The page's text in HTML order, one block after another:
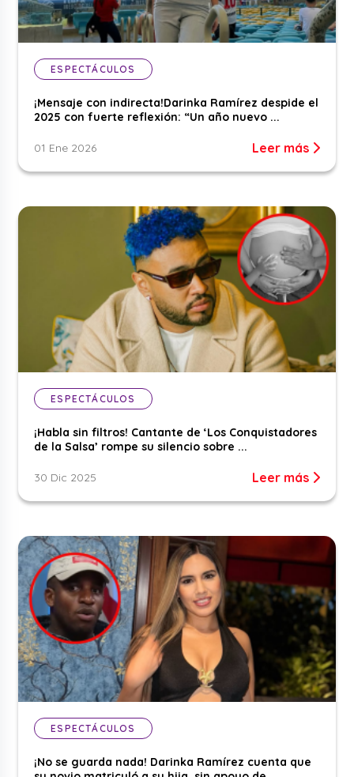
ESPECTÁCULOS
¡Mensaje con indirecta!Darinka Ramírez despide el
2025 con fuerte reflexión: “Un año nuevo ...
01 Ene 2026 Leer más
ESPECTÁCULOS
¡Habla sin filtros! Cantante de ‘Los Conquistadores
de la Salsa’ rompe su silencio sobre ...
30 Dic 2025 Leer más
ESPECTÁCULOS
¡No se guarda nada! Darinka Ramírez cuenta que